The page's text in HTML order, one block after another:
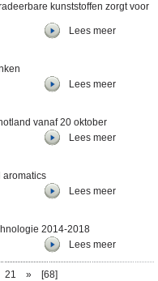
kunststoffen zorgt voor
Lees meer
Lees meer
vanaf 20 oktober
Lees meer
aromatics
Lees meer
2014-2018
Lees meer
21 » [68]